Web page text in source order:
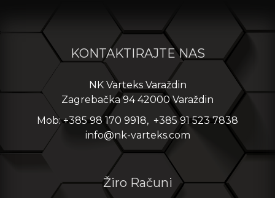
KONTAKTIRAJTE NAS
NK Varteks Varaždin
Zagrebačka 94 42000 Varaždin
Mob: +385 98 170 9918, +385 91 523 7838
info@nk-varteks.com
Žiro Računi